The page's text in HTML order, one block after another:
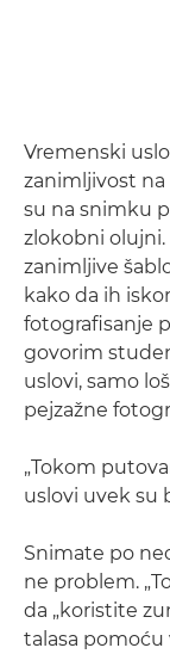
Vremenski
zanimljivost na
su na snimku
zlokobni
zanimljive
kako da ih
fotografisanje
govorim
uslovi, samo
pejzažne
„Tokom
uslovi uvek su
Snimate po
ne problem.
da „koristite
talasa pomoću